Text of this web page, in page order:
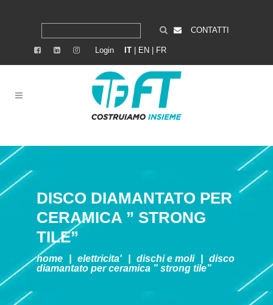
CONTATTI
Login IT EN FR
DISCO DIAMANTATO PER
CERAMICA ” STRONG
TILE”
home elettricita' dischi e moli
disco
diamantato per ceramica ” strong tile”